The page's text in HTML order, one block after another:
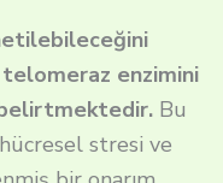
enzimini
Bu
stresi ve